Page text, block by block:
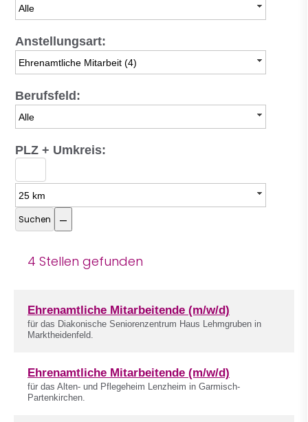
Alle
Anstellungsart:
Ehrenamtliche Mitarbeit (4)
Berufsfeld:
Alle
PLZ + Umkreis:
25 km
4 Stellen gefunden
Ehrenamtliche Mitarbeitende (m/w/d)
für das Diakonische Seniorenzentrum Haus Lehmgruben in
Marktheidenfeld.
Ehrenamtliche Mitarbeitende (m/w/d)
für das Alten- und Pflegeheim Lenzheim in Garmisch-
Partenkirchen.